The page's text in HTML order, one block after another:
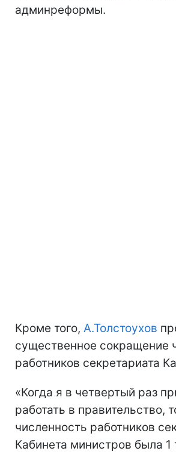
админреформы.
Кроме того, А.Толстоухов
существенное сокращение
работников секретариата
«Когда я в четвертый раз
работать в правительство,
численность работников
Кабинета министров была